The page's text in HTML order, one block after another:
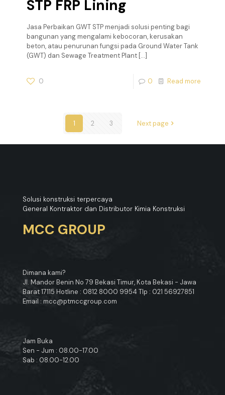
STP FRP Lining
Jasa Perbaikan GWT STP menjadi solusi penting bagi
bangunan yang mengalami kebocoran, kerusakan
beton, atau penurunan fungsi pada Ground Water Tank
(GWT) dan Sewage Treatment Plant […]
0 0 Read more
1 2 3 Next page
Solusi konstruksi terpercaya
General Kontraktor dan Distributor Kimia Konstruksi
MCC GROUP
Dimana kami?
Jl. Mandor Benin No 79 Bekasi Timur, Kota Bekasi - Jawa
Barat 17115 Hotline : 0812 8000 9954 Tlp : 021 56927851
Email : mcc@ptmccgroup.com
Jam Buka
Sen - Jum : 08.00-17.00
Sab : 08.00-12.00